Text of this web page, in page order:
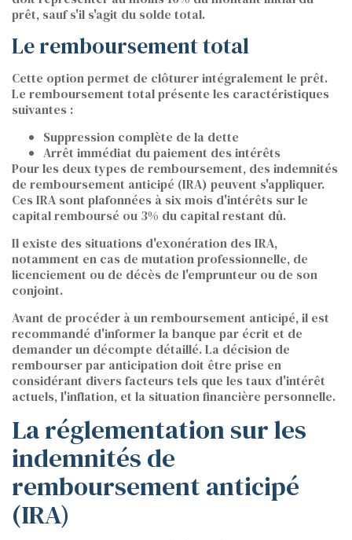
prêt, sauf s'il s'agit du solde total.
Le remboursement total
Cette option permet de clôturer intégralement le prêt.
Le remboursement total présente les caractéristiques
suivantes :
Suppression complète de la dette
Arrêt immédiat du paiement des intérêts
Pour les deux types de remboursement, des indemnités
de remboursement anticipé (IRA) peuvent s'appliquer.
Ces IRA sont plafonnées à six mois d'intérêts sur le
capital remboursé ou 3% du capital restant dû.
Il existe des situations d'exonération des IRA,
notamment en cas de mutation professionnelle, de
licenciement ou de décès de l'emprunteur ou de son
conjoint.
Avant de procéder à un remboursement anticipé, il est
recommandé d'informer la banque par écrit et de
demander un décompte détaillé. La décision de
rembourser par anticipation doit être prise en
considérant divers facteurs tels que les taux d'intérêt
actuels, l'inflation, et la situation financière personnelle.
La réglementation sur les
indemnités de
remboursement anticipé
(IRA)